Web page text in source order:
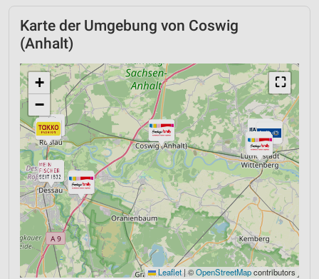
Karte der Umgebung von Coswig
(Anhalt)
⛶
+
−
Leaflet|©OpenStreetMapcontributors